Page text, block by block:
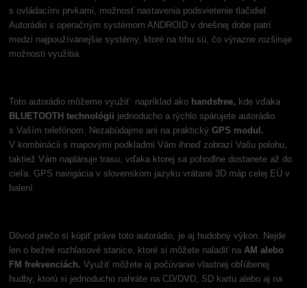
s ovládacími prvkami, možnosť nastavenia podsvietenie tlačidiel.
Autorádio s operačným systémom ANDROID v dnešnej dobe patrí
medzi najpoužívanejšie systémy, ktoré na trhu sú, čo výrazne rozširuje
možnosti využitia.
Toto autorádio môžeme využiť napríklad ako handsfree, kde vďaka
BLUETOOTH technológii jednoducho a rýchlo spárujete autorádio
s Vaším telefónom. Nezabúdajme ani na praktickýGPS modul.
V kombinácii s mapovými podkladmi Vám ihneď zobrazí Vašu polohu,
taktiež Vám naplánuje trasu, vďaka ktorej sa pohodlne dostanete až do
cieľa. GPS navigácia v slovenskom jazyku vrátané 3D máp celej EÚ v
balení.
Dôvod prečo si kúpiť práve toto autorádio, je aj hudobný výkon. Nejde
len o bežné rozhlasové stanice, ktoré si môžete naladiť na AM alebo
FM frekvenciách. Využiť môžete aj počúvanie vlastnej obľúbenej
hudby, ktorú si jednoducho nahráte na CD/DVD, SD kartu alebo aj na